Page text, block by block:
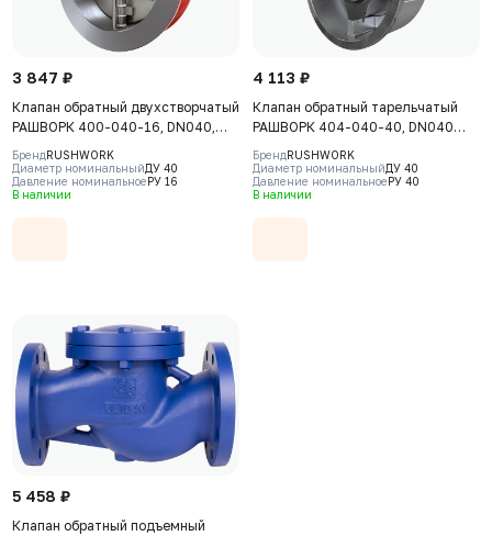
3 847 ₽
Клапан обратный двухстворчатый
РАШВОРК 400-040-16, DN040,
PN16, корпус - GJL-250 (GG25),
пластины - AISI316 (CF8M),
уплотнение - EPDM, М/Ф
БрендRUSHWORK
Диаметр номинальныйДУ 40
Давление номинальноеРУ 16
В наличии
4 113 ₽
Клапан обратный тарельчатый
РАШВОРК 404-040-40, DN040
PN40, PN40, корпус - CF8M, диск -
CF8M, уплотнение - CF8M, М/Ф
БрендRUSHWORK
Диаметр номинальныйДУ 40
Давление номинальноеРУ 40
В наличии
5 458 ₽
Клапан обратный подъемный